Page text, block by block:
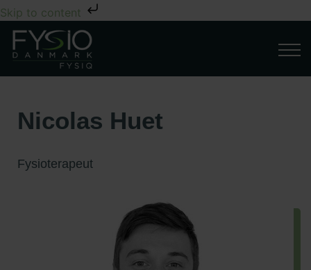
Skip to content
Nicolas Huet
Fysioterapeut